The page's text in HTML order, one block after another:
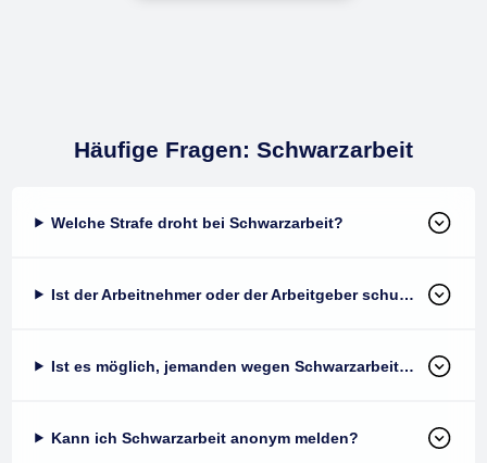
Häufige Fragen: Schwarzarbeit
Welche Strafe droht bei Schwarzarbeit?
Ist der Arbeitnehmer oder der Arbeitgeber schuld an Schwarzarbeit?
Ist es möglich, jemanden wegen Schwarzarbeit anzuzeigen?
Kann ich Schwarzarbeit anonym melden?